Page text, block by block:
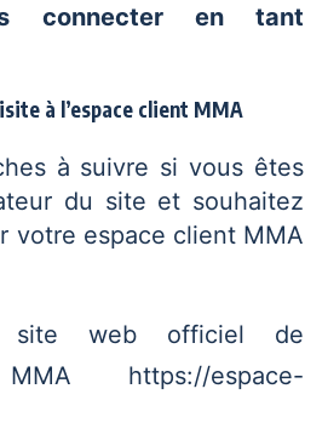
connecter en tant
à l’espace client MMA
à suivre si vous êtes
du site et souhaitez
votre espace client MMA
site web officiel de
https://espace-